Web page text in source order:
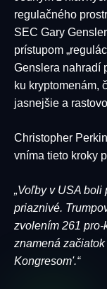
regulačného
SEC Gary
prístupom
Genslera nahradí
ku kryptomenám,
jasnejšie a
Christopher
vníma tieto kroky
„Voľby v USA
priaznivé.
zvolením 261
znamená
Kongresom'.“